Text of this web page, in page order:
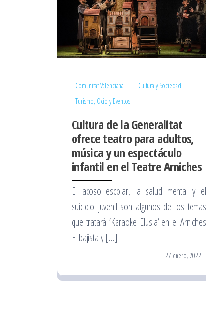
Comunitat Valenciana
Cultura y Sociedad
Turismo, Ocio y Eventos
Cultura de la Generalitat
ofrece teatro para adultos,
música y un espectáculo
infantil en el Teatre Arniches
El acoso escolar, la salud mental y el
suicidio juvenil son algunos de los temas
que tratará ‘Karaoke Elusia’ en el Arniches
El bajista y […]
27 enero, 2022